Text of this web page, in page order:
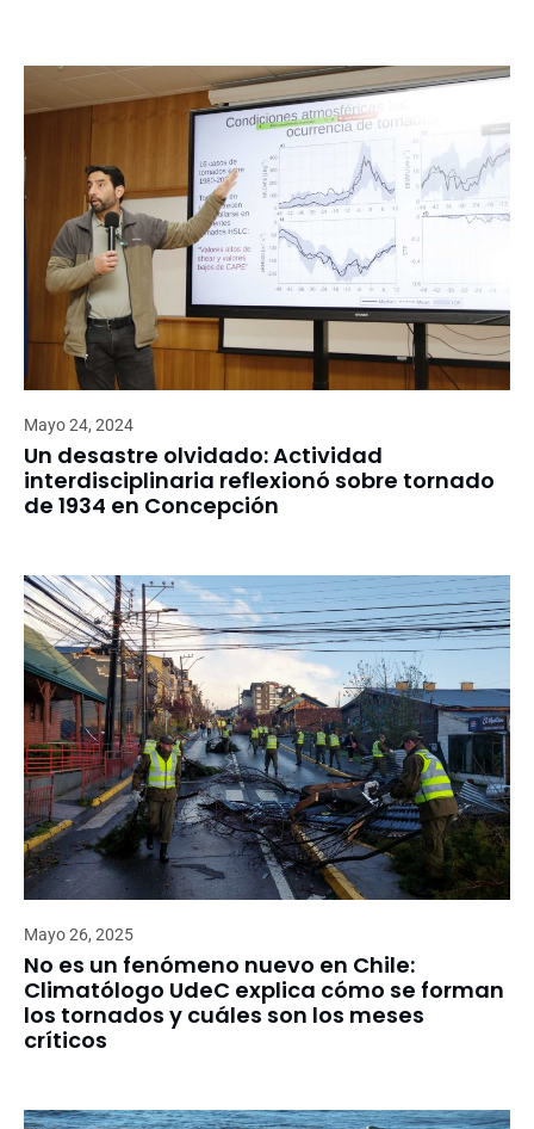
Mayo 24, 2024
Un desastre olvidado: Actividad
interdisciplinaria reflexionó sobre tornado
de 1934 en Concepción
Mayo 26, 2025
No es un fenómeno nuevo en Chile:
Climatólogo UdeC explica cómo se forman
los tornados y cuáles son los meses
críticos